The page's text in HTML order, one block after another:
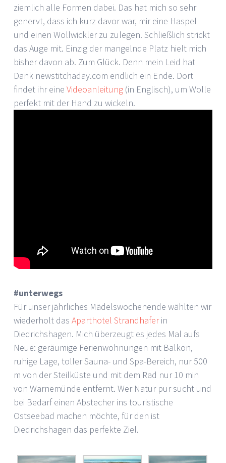
ziemlich alle Formen dabei. Das hat mich so sehr
genervt, dass ich kurz davor war, mir eine Haspel
und einen Wollwickler zu zulegen. Schließlich strickt
das Auge mit. Einzig der mangelnde Platz hielt mich
bisher davon ab. Zum Glück. Denn mein Leid hat
Dank newstitchaday.com endlich ein Ende. Dort
findet ihr eine Videoanleitung (in Englisch), um Wolle
perfekt mit der Hand zu wickeln.
#unterwegs
Für unser jährliches Mädelswochenende wählten wir
wiederholt das Aparthotel Strandhaferin
Diedrichshagen. Mich überzeugt es jedes Mal aufs
Neue: geräumige Ferienwohnungen mit Balkon,
ruhige Lage, toller Sauna- und Spa-Bereich, nur 500
m von der Steilküste und mit dem Rad nur 10 min
von Warnemünde entfernt. Wer Natur pur sucht und
bei Bedarf einen Abstecher ins touristische
Ostseebad machen möchte, für den ist
Diedrichshagen das perfekte Ziel.